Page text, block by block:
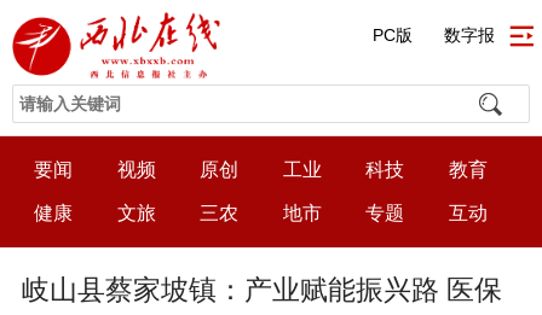
PC版 数字报
要闻 视频 原创 工业 科技 教育
健康 文旅 三农 地市 专题 互动
岐山县蔡家坡镇：产业赋能振兴路 医保